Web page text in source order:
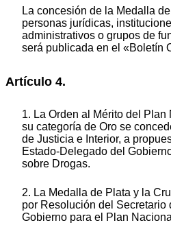
La concesión de la Medalla
personas jurídicas,
administrativos o grupos de
será publicada en el «Boletín
Artículo 4.
1. La Orden al Mérito del
su categoría de Oro se
de Justicia e Interior, a
Estado-Delegado del
sobre Drogas.
2. La Medalla de Plata y la
por Resolución del Secretario
Gobierno para el Plan